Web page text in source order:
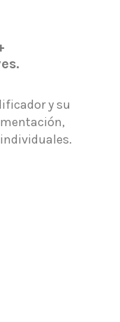
y su